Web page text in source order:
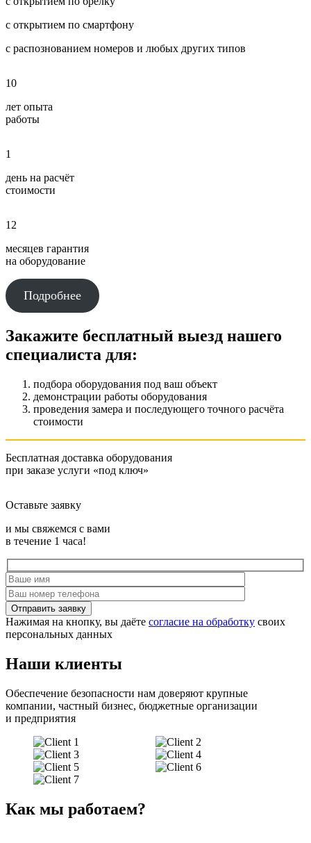
с открытием по смартфону
с распознованием номеров и любых других типов
10
лет опыта
работы
1
день на расчёт
стоимости
12
месяцев гарантия
на оборудование
Подробнее
Закажите бесплатный выезд нашего
специалиста для:
подбора оборудования под ваш объект
демонстрации работы оборудования
проведения замера и последующего точного расчёта
стоимости
Бесплатная доставка оборудования
при заказе услуги «под ключ»
Оставьте заявку
и мы свяжемся с вами
в течение 1 часа!
Нажимая на кнопку, вы даёте согласие на обработку своих
персональных данных
Наши клиенты
Обеспечение безопасности нам доверяют крупные
компании, частный бизнес, бюджетные организации
и предприятия
Как мы работаем?